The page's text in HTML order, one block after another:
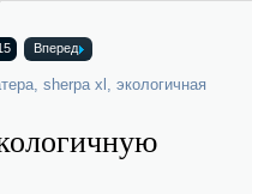
Вперед
, sherpa xl , экологичная